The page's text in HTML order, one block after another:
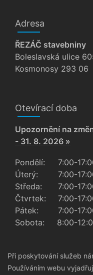
Adresa
ŘEZÁČ stavebniny
Boleslavská ulice
Kosmonosy 293 06
Otevírací doba
Upozornění na
- 31. 8. 2026 »
Pondělí:
Úterý:
Středa:
Čtvrtek:
Pátek:
Sobota:
7:00-
7:00-
7:00-
7:00-
7:00-
8:00-
Při poskytování služeb
Používáním webu